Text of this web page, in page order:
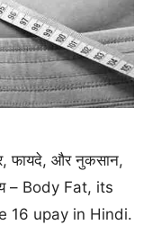
फायदे, और नुकसान,
– Body Fat, its
16 upay in Hindi.